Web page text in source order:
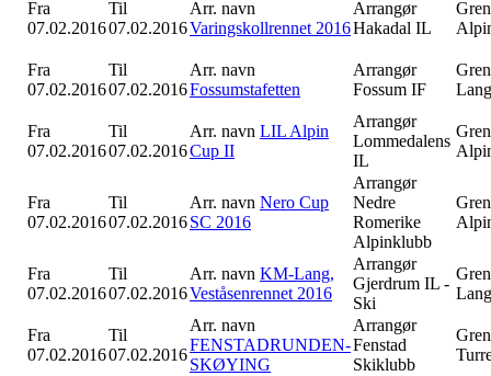
Fra
07.02.2016
Til
07.02.2016
Arr. navn
Varingskollrennet 2016
Arrangør
Hakadal IL
Gren
Fra
07.02.2016
Til
07.02.2016
Arr. navn
Fossumstafetten
Arrangør
Fossum IF
Gren
Fra
07.02.2016
Til
07.02.2016
Arr. navn LIL Alpin
Cup II
Arrangør
Lommedalens
IL
Gren
Fra
07.02.2016
Til
07.02.2016
Arr. navn Nero Cup
SC 2016
Arrangør
Nedre
Romerike
Alpinklubb
Gren
Fra
07.02.2016
Til
07.02.2016
Arr. navn KM-Lang,
Veståsenrennet 2016
Arrangør
Gjerdrum IL -
Ski
Gren
Fra
07.02.2016
Til
07.02.2016
Arr. navn
FENSTADRUNDEN-
SKØYING
Arrangør
Fenstad
Skiklubb
Gren